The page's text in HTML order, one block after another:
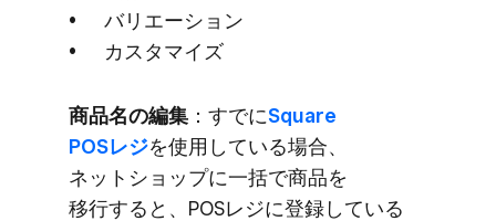
バリエーション
カスタマイズ
商品名の​編集 ：すでに​Square
POSレジを​使用している​場合、​
ネットショップに​一括で​商品を​
移行すると、​POSレジに​登録している​